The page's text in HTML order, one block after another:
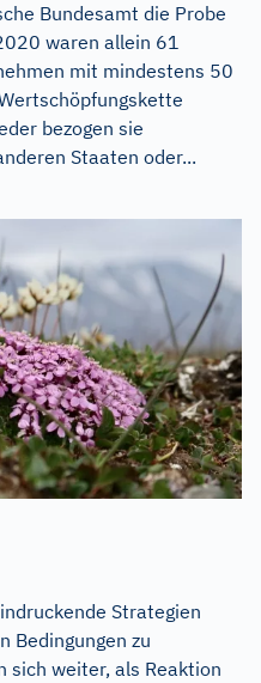
Bundesamt die Probe
waren allein 61
mit mindestens 50
bezogen sie
Staaten oder...
Strategien
Bedingungen zu
sich weiter, als Reaktion